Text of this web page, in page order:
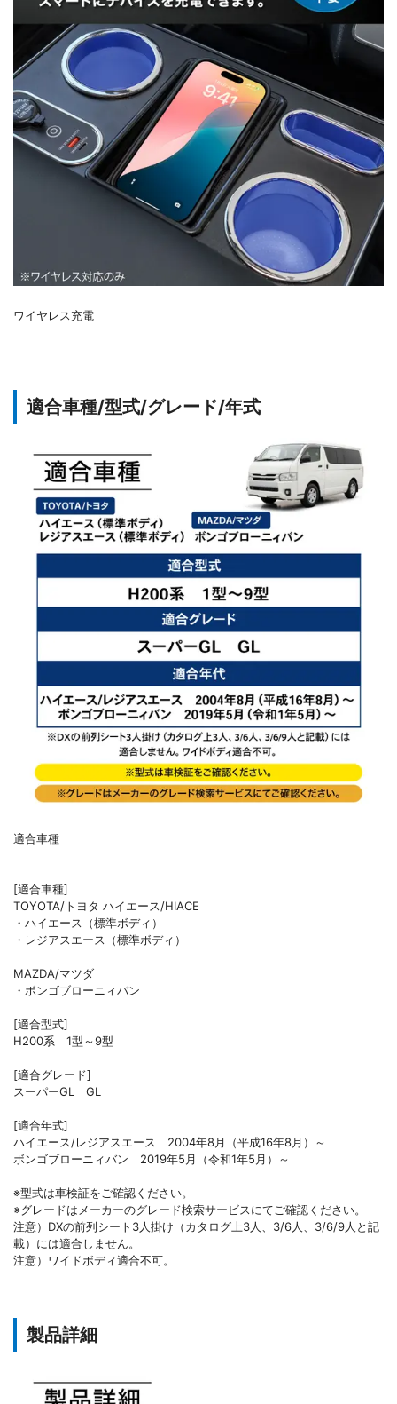
ワイヤレス充電
適合車種/型式/グレード/年式
適合車種
[適合車種]
TOYOTA/トヨタ ハイエース/HIACE
・ハイエース（標準ボディ）
・レジアスエース（標準ボディ）
MAZDA/マツダ
・ボンゴブローニィバン
[適合型式]
H200系 1型～9型
[適合グレード]
スーパーGL GL
[適合年式]
ハイエース/レジアスエース 2004年8月（平成16年8月）～
ボンゴブローニィバン 2019年5月（令和1年5月）～
※型式は車検証をご確認ください。
※グレードはメーカーのグレード検索サービスにてご確認ください。
注意）DXの前列シート3人掛け（カタログ上3人、3/6人、3/6/9人と記
載）には適合しません。
注意）ワイドボディ適合不可。
製品詳細